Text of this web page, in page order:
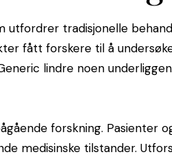
tradisjonelle
fått forskere til å
lindre noen
forskning. Pasienter
medisinske tilstander.